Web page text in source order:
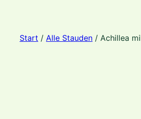
Start / Alle Stauden / Achillea